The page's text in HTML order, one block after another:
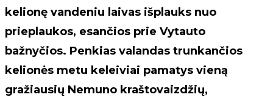
kelionę vandeniu laivas išplauks nuo
prieplaukos, esančios prie Vytauto
bažnyčios. Penkias valandas trunkančios
kelionės metu keleiviai pamatys vieną
gražiausių Nemuno kraštovaizdžių,